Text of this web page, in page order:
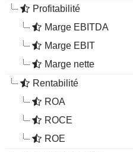
Profitabilité
Marge EBITDA
Marge EBIT
Marge nette
Rentabilité
ROA
ROCE
ROE